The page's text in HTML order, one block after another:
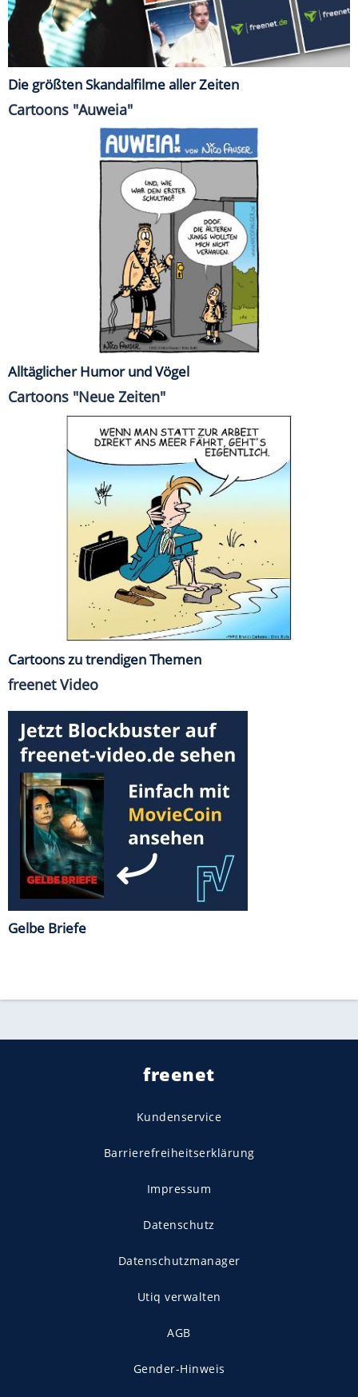
Die größten Skandalfilme aller Zeiten
Cartoons "Auweia"
Alltäglicher Humor und Vögel
Cartoons "Neue Zeiten"
Cartoons zu trendigen Themen
freenet Video
Gelbe Briefe
freenet
Kundenservice
Barrierefreiheitserklärung
Impressum
Datenschutz
Datenschutzmanager
Utiq verwalten
AGB
Gender-Hinweis